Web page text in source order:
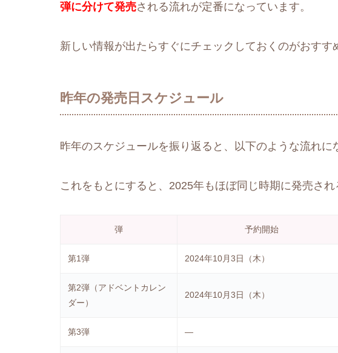
弾に分けて発売される流れが定番になっています。
新しい情報が出たらすぐにチェックしておくのがおすす
昨年の発売日スケジュール
昨年のスケジュールを振り返ると、以下のような流れに
これをもとにすると、2025年もほぼ同じ時期に発売され
弾 予約開始
第1弾 2024年10月3日（木）
第2弾（アドベントカレン
ダー）
2024年10月3日（木）
第3弾 ―